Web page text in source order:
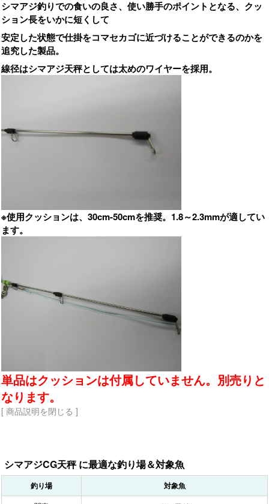
シマアジ釣りでの食いの良さ、使い勝手のポイントとなる、クッ
ション長をいかに短くして
安定した状態で仕掛をコマセカゴに近づけることができるのかを
追究した製品。
線径はシマアジ天秤としては太めのワイヤーを採用。
※使用クッションは、30cm-50cmを推奨。1.8～2.3mmが適してい
ます。
単品はクッションは付属していません。別売りと
なります。
[ 商品説明を閉じる ]
シマアジCG天秤 に最適な釣り場＆対象魚
釣り場 対象魚